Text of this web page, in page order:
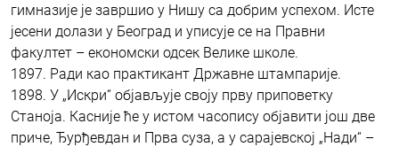
гимназије је завршио у Нишу са добрим успехом. Исте
јесени долази у Београд и уписује се на Правни
факултет – економски одсек Велике школе.
1897. Ради као практикант Државне штампарије.
1898. У „Искри“ објављује своју прву приповетку
Станоја. Касније ће у истом часопису објавити још две
приче, Ђурђевдан и Прва суза, а у сарајевској „Нади“ –